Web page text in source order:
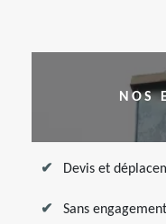
NOS
Devis et
Sans engagement